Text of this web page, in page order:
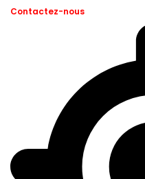
Contactez-nous